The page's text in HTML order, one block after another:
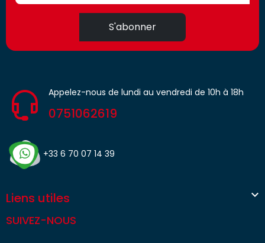
S'abonner
Appelez-nous de lundi au vendredi de 10h à 18h
0751062619
+33 6 70 07 14 39
Liens utiles 
SUIVEZ-NOUS